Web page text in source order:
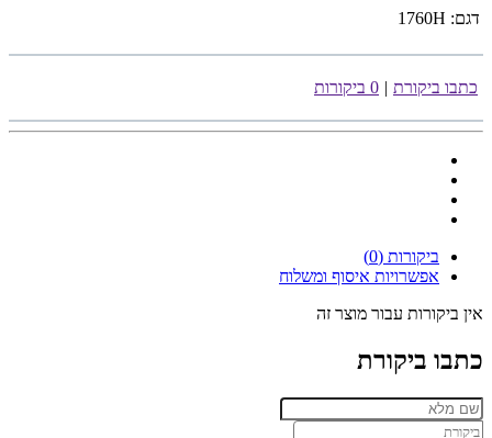
דגם: 1760H
כתבו ביקורת | 0 ביקורות
ביקורות (0)
אפשרויות איסוף ומשלוח
אין ביקורות עבור מוצר זה
כתבו ביקורת